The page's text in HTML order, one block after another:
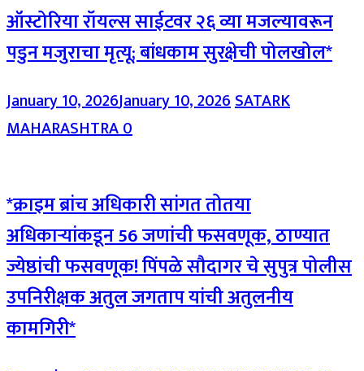
ऑस्टोरिया रॉयल्स साईटवर २६ व्या मजल्यावरून
पडुन मजुराचा मृत्यू; बांधकाम सुरक्षेची पोलखोल*
January 10, 2026January 10, 2026SATARK
MAHARASHTRA0
*क्राइम ब्रांच अधिकारी सांगत तोतया
अधिकाऱ्यांकडून 56 जणांची फसवणूक, ठाण्यात
ज्येष्ठांची फसवणूक! पिंपळे सौदागर चे सुपुत्र पोलीस
उपनिरीक्षक अतुल जगताप यांची अतुलनीय
कामगिरी*